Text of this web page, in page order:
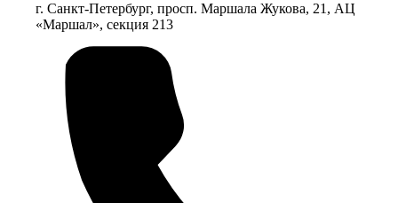
г. Санкт-Петербург, просп. Маршала Жукова, 21, АЦ
«Маршал», секция 213